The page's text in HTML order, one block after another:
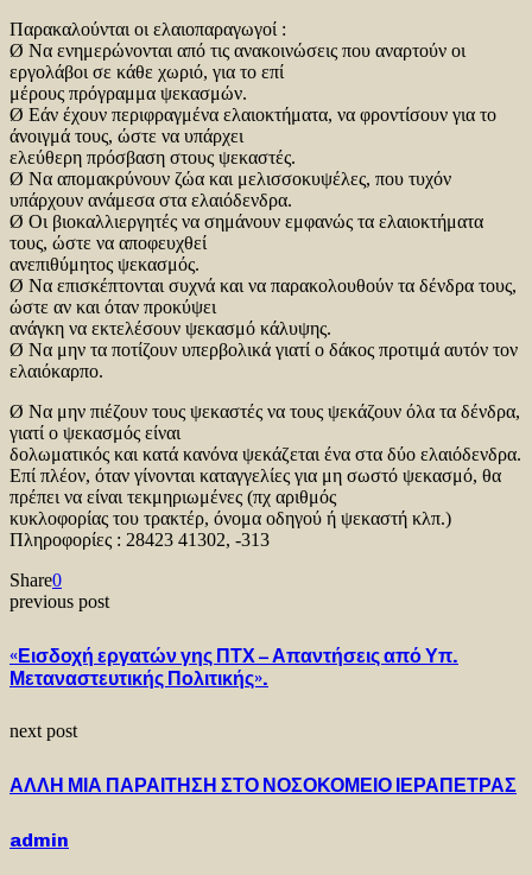
Παρακαλούνται οι ελαιοπαραγωγοί :
Ø Να ενημερώνονται από τις ανακοινώσεις που αναρτούν οι
εργολάβοι σε κάθε χωριό, για το επί
μέρους πρόγραμμα ψεκασμών.
Ø Εάν έχουν περιφραγμένα ελαιοκτήματα, να φροντίσουν για το
άνοιγμά τους, ώστε να υπάρχει
ελεύθερη πρόσβαση στους ψεκαστές.
Ø Να απομακρύνουν ζώα και μελισσοκυψέλες, που τυχόν
υπάρχουν ανάμεσα στα ελαιόδενδρα.
Ø Οι βιοκαλλιεργητές να σημάνουν εμφανώς τα ελαιοκτήματα
τους, ώστε να αποφευχθεί
ανεπιθύμητος ψεκασμός.
Ø Να επισκέπτονται συχνά και να παρακολουθούν τα δένδρα τους,
ώστε αν και όταν προκύψει
ανάγκη να εκτελέσουν ψεκασμό κάλυψης.
Ø Να μην τα ποτίζουν υπερβολικά γιατί ο δάκος προτιμά αυτόν τον
ελαιόκαρπο.
Ø Να μην πιέζουν τους ψεκαστές να τους ψεκάζουν όλα τα δένδρα,
γιατί ο ψεκασμός είναι
δολωματικός και κατά κανόνα ψεκάζεται ένα στα δύο ελαιόδενδρα.
Επί πλέον, όταν γίνονται καταγγελίες για μη σωστό ψεκασμό, θα
πρέπει να είναι τεκμηριωμένες (πχ αριθμός
κυκλοφορίας του τρακτέρ, όνομα οδηγού ή ψεκαστή κλπ.)
Πληροφορίες : 28423 41302, -313
Share0
previous post
«Εισδοχή εργατών γης ΠΤΧ – Απαντήσεις από Υπ.
Μεταναστευτικής Πολιτικής».
next post
ΑΛΛΗ ΜΙΑ ΠΑΡΑΙΤΗΣΗ ΣΤΟ ΝΟΣΟΚΟΜΕΙΟ ΙΕΡΑΠΕΤΡΑΣ
admin